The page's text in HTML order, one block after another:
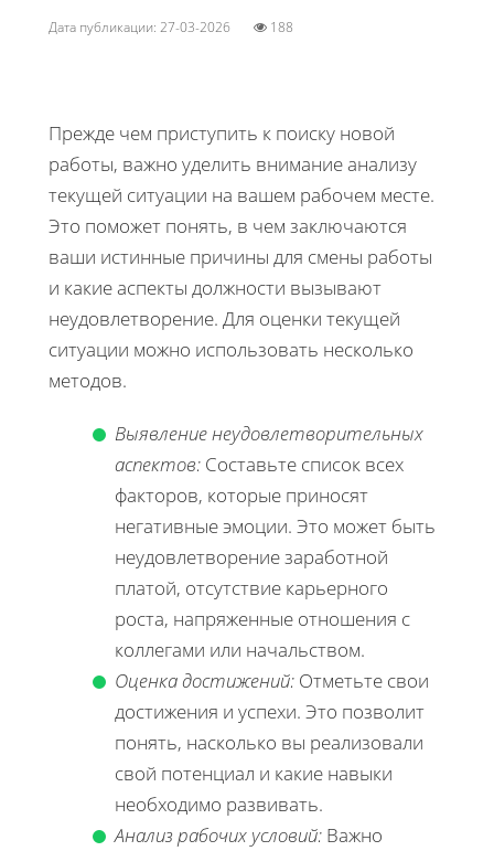
Дата публикации: 27-03-2026 188
Прежде чем приступить к поиску новой
работы, важно уделить внимание анализу
текущей ситуации на вашем рабочем месте.
Это поможет понять, в чем заключаются
ваши истинные причины для смены работы
и какие аспекты должности вызывают
неудовлетворение. Для оценки текущей
ситуации можно использовать несколько
методов.
Выявление неудовлетворительных
аспектов: Составьте список всех
факторов, которые приносят
негативные эмоции. Это может быть
неудовлетворение заработной
платой, отсутствие карьерного
роста, напряженные отношения с
коллегами или начальством.
Оценка достижений: Отметьте свои
достижения и успехи. Это позволит
понять, насколько вы реализовали
свой потенциал и какие навыки
необходимо развивать.
Анализ рабочих условий: Важно